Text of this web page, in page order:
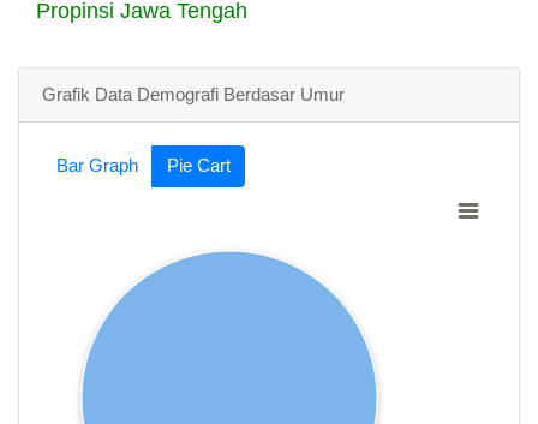
Propinsi Jawa Tengah
Grafik Data Demografi Berdasar Umur
Bar Graph Pie Cart